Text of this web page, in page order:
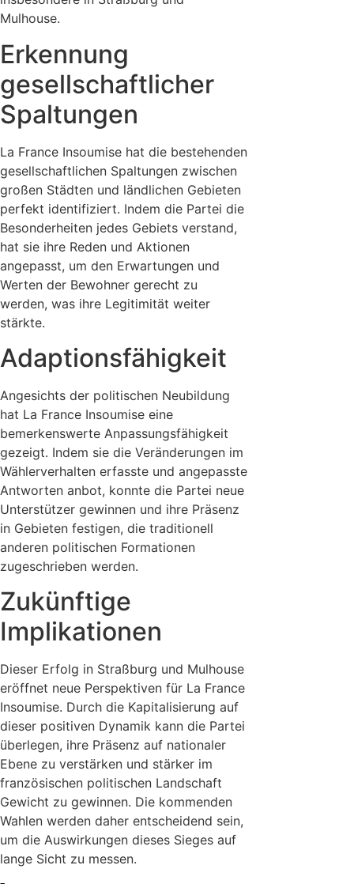
Mulhouse.
Erkennung
gesellschaftlicher
Spaltungen
La France Insoumise hat die bestehenden
gesellschaftlichen Spaltungen zwischen
großen Städten und ländlichen Gebieten
perfekt identifiziert. Indem die Partei die
Besonderheiten jedes Gebiets verstand,
hat sie ihre Reden und Aktionen
angepasst, um den Erwartungen und
Werten der Bewohner gerecht zu
werden, was ihre Legitimität weiter
stärkte.
Adaptionsfähigkeit
Angesichts der politischen Neubildung
hat La France Insoumise eine
bemerkenswerte Anpassungsfähigkeit
gezeigt. Indem sie die Veränderungen im
Wählerverhalten erfasste und angepasste
Antworten anbot, konnte die Partei neue
Unterstützer gewinnen und ihre Präsenz
in Gebieten festigen, die traditionell
anderen politischen Formationen
zugeschrieben werden.
Zukünftige
Implikationen
Dieser Erfolg in Straßburg und Mulhouse
eröffnet neue Perspektiven für La France
Insoumise. Durch die Kapitalisierung auf
dieser positiven Dynamik kann die Partei
überlegen, ihre Präsenz auf nationaler
Ebene zu verstärken und stärker im
französischen politischen Landschaft
Gewicht zu gewinnen. Die kommenden
Wahlen werden daher entscheidend sein,
um die Auswirkungen dieses Sieges auf
lange Sicht zu messen.